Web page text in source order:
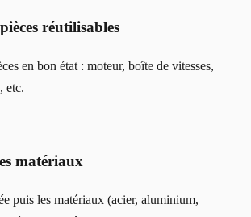
réutilisables
en bon état : moteur, boîte de vitesses,
etc.
matériaux
puis les matériaux (acier, aluminium,